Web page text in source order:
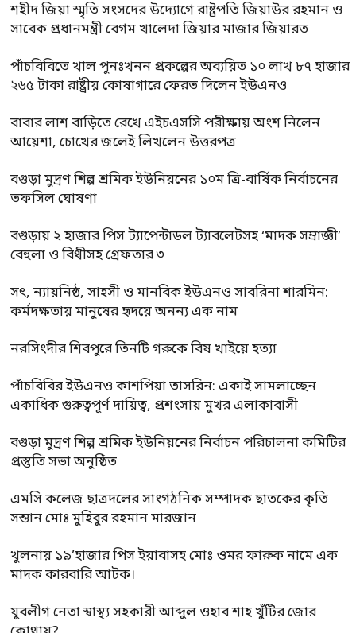
শহীদ জিয়া স্মৃতি সংসদের উদ্যোগে রাষ্ট্রপতি জিয়াউর রহমান ও
সাবেক প্রধানমন্ত্রী বেগম খালেদা জিয়ার মাজার জিয়ারত
পাঁচবিবিতে খাল পুনঃখনন প্রকল্পের অব্যয়িত ১০ লাখ ৮৭ হাজার
২৬৫ টাকা রাষ্ট্রীয় কোষাগারে ফেরত দিলেন ইউএনও
বাবার লাশ বাড়িতে রেখে এইচএসসি পরীক্ষায় অংশ নিলেন
আয়েশা, চোখের জলেই লিখলেন উত্তরপত্র
বগুড়া মুদ্রণ শিল্প শ্রমিক ইউনিয়নের ১০ম ত্রি-বার্ষিক নির্বাচনের
তফসিল ঘোষণা
বগুড়ায় ২ হাজার পিস ট্যাপেন্টাডল ট্যাবলেটসহ ‘মাদক সম্রাজ্ঞী’
বেহুলা ও বিথীসহ গ্রেফতার ৩
সৎ, ন্যায়নিষ্ঠ, সাহসী ও মানবিক ইউএনও সাবরিনা শারমিন:
কর্মদক্ষতায় মানুষের হৃদয়ে অনন্য এক নাম
নরসিংদীর শিবপুরে তিনটি গরুকে বিষ খাইয়ে হত্যা
পাঁচবিবির ইউএনও কাশপিয়া তাসরিন: একাই সামলাচ্ছেন
একাধিক গুরুত্বপূর্ণ দায়িত্ব, প্রশংসায় মুখর এলাকাবাসী
বগুড়া মুদ্রণ শিল্প শ্রমিক ইউনিয়নের নির্বাচন পরিচালনা কমিটির
প্রস্তুতি সভা অনুষ্ঠিত
এমসি কলেজ ছাত্রদলের সাংগঠনিক সম্পাদক ছাতকের কৃতি
সন্তান মোঃ মুহিবুর রহমান মারজান
খুলনায় ১৯’হাজার পিস ইয়াবাসহ মোঃ ওমর ফারুক নামে এক
মাদক কারবারি আটক।
যুবলীগ নেতা স্বাস্থ্য সহকারী আব্দুল ওহাব শাহ খুঁটির জোর